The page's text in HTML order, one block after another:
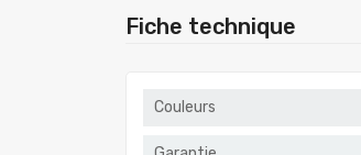
Fiche technique
Couleurs